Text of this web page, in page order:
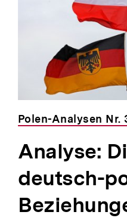
Polen-Analysen Nr.
Analyse:
deutsch-